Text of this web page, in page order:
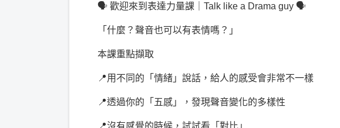
🗣 歡迎來到表達力量課｜Talk like a Drama guy 🗣
「什麼？聲音也可以有表情嗎？」
本課重點擷取
📍用不同的「情緒」說話，給人的感受會非常不一樣
📍透過你的「五感」，發現聲音變化的多樣性
📍沒有感覺的時候，試試看「對比」